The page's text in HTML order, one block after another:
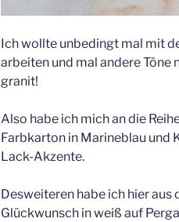
Ich wollte unbedingt mal mit
arbeiten und mal andere Töne
granit!
Also habe ich mich an die
Farbkarton in Marineblau und
Lack-Akzente.
Desweiteren habe ich hier
Glückwunsch in weiß auf